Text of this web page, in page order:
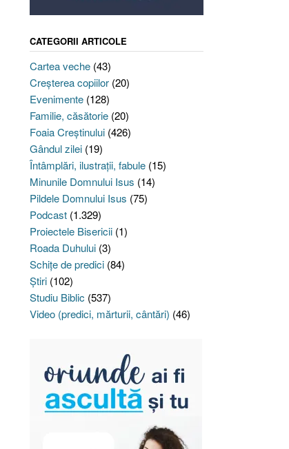
CATEGORII ARTICOLE
Cartea veche(43)
Creşterea copiilor(20)
Evenimente(128)
Familie, căsătorie(20)
Foaia Creştinului(426)
Gândul zilei(19)
Întâmplări, ilustraţii, fabule(15)
Minunile Domnului Isus (14)
Pildele Domnului Isus (75)
Podcast(1.329)
Proiectele Bisericii(1)
Roada Duhului(3)
Schiţe de predici(84)
Ştiri(102)
Studiu Biblic (537)
Video (predici, mărturii, cântări) (46)